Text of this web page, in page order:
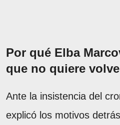
Por qué Elba
que no quiere
Ante la insistencia del
explicó los motivos